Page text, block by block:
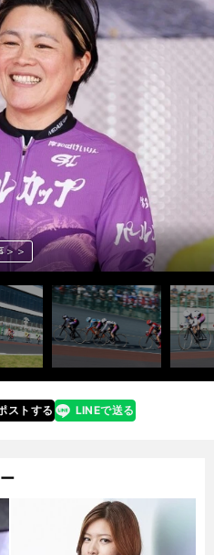
事＞＞
事＞＞
＞＞
事＞＞
事＞＞
事＞＞
＞＞ 記事＞＞
記事＞＞
by Photoraid 記事＞＞
by Photoraid 記事＞＞
事＞＞
事＞＞
事＞＞
事＞＞
事＞＞
事＞＞
事＞＞
事＞＞
事＞＞
＞＞
事＞＞
事＞＞
事＞＞
＞＞
ストする
line LINEで送る